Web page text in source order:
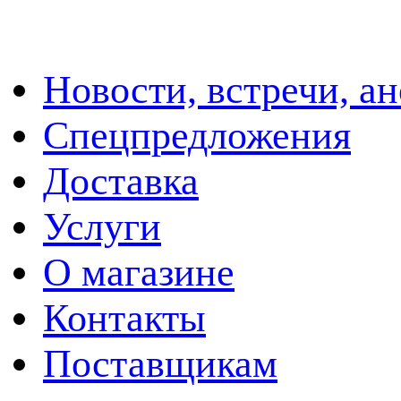
Новости, встречи,
Спецпредложения
Доставка
Услуги
О магазине
Контакты
Поставщикам